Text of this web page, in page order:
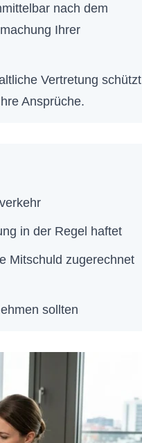
nach dem
Ihrer
Vertretung schützt
Ansprüche.
in der Regel haftet
Mitschuld zugerechnet
sollten